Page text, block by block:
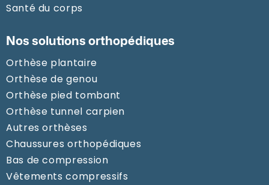
Santé du corps
Nos solutions orthopédiques
Orthèse plantaire
Orthèse de genou
Orthèse pied tombant
Orthèse tunnel carpien
Autres orthèses
Chaussures orthopédiques
Bas de compression
Vêtements compressifs